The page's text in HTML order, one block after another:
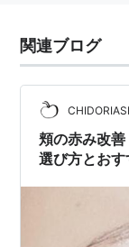
関連ブログ
頬の赤み改
選び方とお